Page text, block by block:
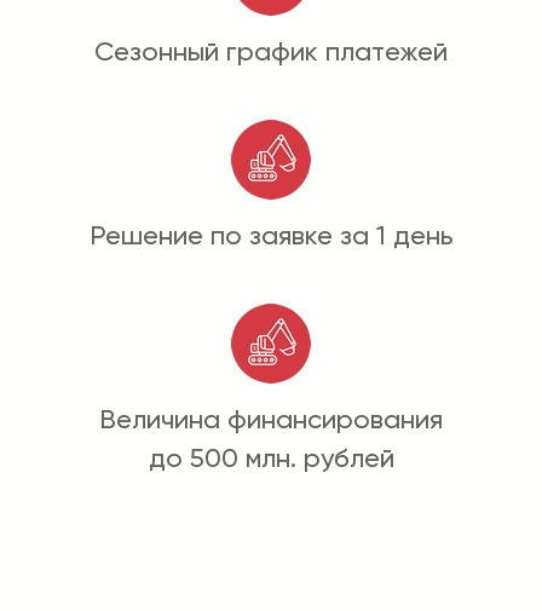
Сезонный график платежей
Решение по заявке за 1 день
Величина финансирования
до 500 млн. рублей